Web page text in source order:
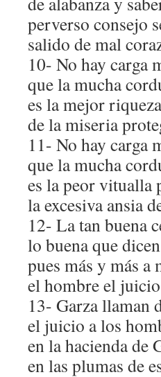
perverso consejo
salido de mal
10- No hay carga
que la mucha
es la mejor
de la miseria
11- No hay carga
que la mucha
es la peor vitualla
la excesiva ansia
12- La tan buena
lo buena que
pues más y más a
el hombre el
13- Garza llaman
el juicio a los
en la hacienda de
en las plumas de